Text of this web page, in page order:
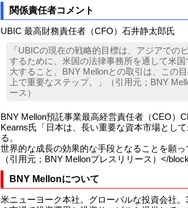
関係責任者コメント
UBIC 最高財務責任者（CFO）石井静太郎氏
「UBICの現在の戦略的目標は、アジアでの
するために、米国の法律事務所を通して米
大すること。BNY Mellonとの取引は、この
上で重要なステップ。」（引用元；BNY
ース）
BNY Mellon預託事業最高経営責任者（CEO）
Kearns氏「日本は、長い重要な資本市場とし
る。
世界的な成長の効果的な手段となることを願っ
（引用元；BNY Mellonプレスリリース）</
BNY Mellonについて
米ニューヨーク本社。グローバルな投資会社。